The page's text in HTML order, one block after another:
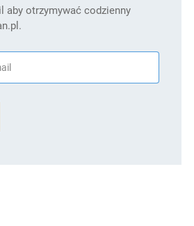
aby otrzymywać codzienny